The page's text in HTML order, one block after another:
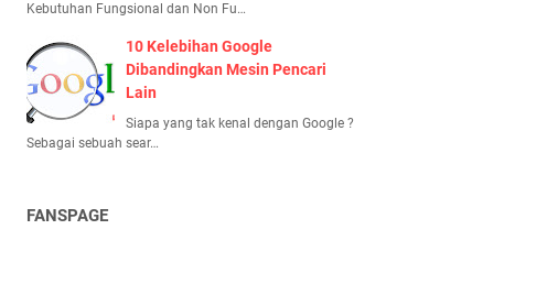
Kebutuhan Fungsional dan Non Fu…
10 Kelebihan Google
Dibandingkan Mesin Pencari
Lain
Siapa yang tak kenal dengan Google ?
Sebagai sebuah sear…
FANSPAGE